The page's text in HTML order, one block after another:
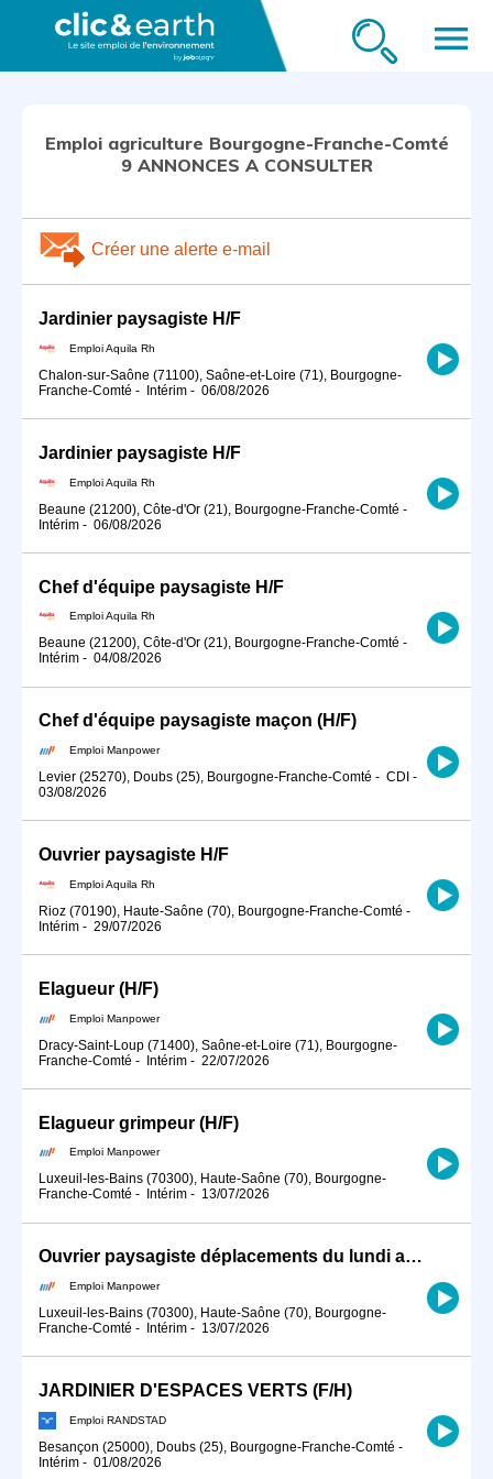
menu
Emploi agriculture Bourgogne-Franche-Comté
9 ANNONCES A CONSULTER
Créer une alerte e-mail
Jardinier paysagiste H/F
Emploi Aquila Rh
Chalon-sur-Saône (71100), Saône-et-Loire (71), Bourgogne-
Franche-Comté - Intérim - 06/08/2026
Jardinier paysagiste H/F
Emploi Aquila Rh
Beaune (21200), Côte-d'Or (21), Bourgogne-Franche-Comté -
Intérim - 06/08/2026
Chef d'équipe paysagiste H/F
Emploi Aquila Rh
Beaune (21200), Côte-d'Or (21), Bourgogne-Franche-Comté -
Intérim - 04/08/2026
Chef d'équipe paysagiste maçon (H/F)
Emploi Manpower
Levier (25270), Doubs (25), Bourgogne-Franche-Comté - CDI -
03/08/2026
Ouvrier paysagiste H/F
Emploi Aquila Rh
Rioz (70190), Haute-Saône (70), Bourgogne-Franche-Comté -
Intérim - 29/07/2026
Elagueur (H/F)
Emploi Manpower
Dracy-Saint-Loup (71400), Saône-et-Loire (71), Bourgogne-
Franche-Comté - Intérim - 22/07/2026
Elagueur grimpeur (H/F)
Emploi Manpower
Luxeuil-les-Bains (70300), Haute-Saône (70), Bourgogne-
Franche-Comté - Intérim - 13/07/2026
Ouvrier paysagiste déplacements du lundi au vendredi (H/F)
Emploi Manpower
Luxeuil-les-Bains (70300), Haute-Saône (70), Bourgogne-
Franche-Comté - Intérim - 13/07/2026
JARDINIER D'ESPACES VERTS (F/H)
Emploi RANDSTAD
Besançon (25000), Doubs (25), Bourgogne-Franche-Comté -
Intérim - 01/08/2026